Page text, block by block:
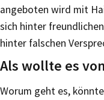
angeboten wird mit
sich hinter
hinter falschen
Als wollte es
Worum geht es,